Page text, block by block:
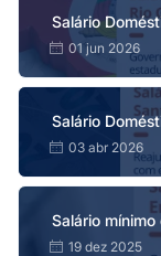
Salário
01 jun 2026
Salário
03 abr 2026
Salário
19 dez 2025